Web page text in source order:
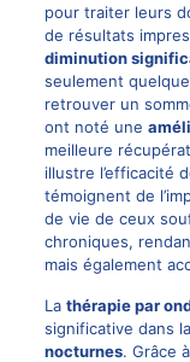
pour traiter leurs
de résultats
diminution
seulement
retrouver un
ont noté une
meilleure
illustre l’efficacité
témoignent de
de vie de ceux
chroniques,
mais également
La thérapie par
significative dans
nocturnes. Grâce